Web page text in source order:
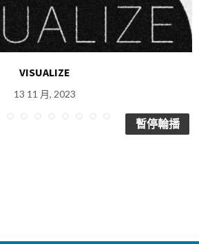
VISUALIZE
13 11 月, 2023
暫停輪播